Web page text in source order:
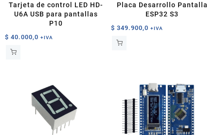
Tarjeta de control LED HD-
U6A USB para pantallas
P10
$ 40.000,0 +IVA
Placa Desarrollo Pantalla
ESP32 S3
$ 349.900,0 +IVA